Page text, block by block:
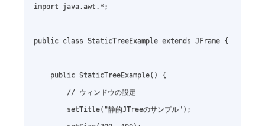
import java.awt.*;
public class StaticTreeExample extends JFrame {
    public StaticTreeExample() {
        // ウィンドウの設定
        setTitle("静的JTreeのサンプル");